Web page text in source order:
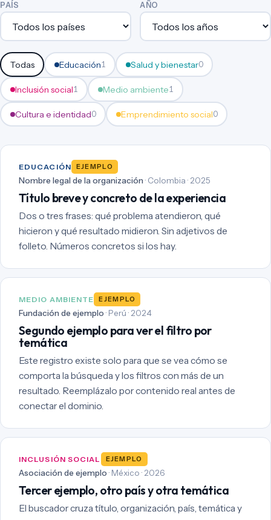
PAÍS AÑO
Todas Educación1 Salud y bienestar0
Inclusión social1 Medio ambiente1
Cultura e identidad0 Emprendimiento social0
EDUCACIÓN EJEMPLO
Nombre legal de la organización · Colombia · 2025
Título breve y concreto de la experiencia
Dos o tres frases: qué problema atendieron, qué
hicieron y qué resultado midieron. Sin adjetivos de
folleto. Números concretos si los hay.
MEDIO AMBIENTE EJEMPLO
Fundación de ejemplo · Perú · 2024
Segundo ejemplo para ver el filtro por
temática
Este registro existe solo para que se vea cómo se
comporta la búsqueda y los filtros con más de un
resultado. Reemplázalo por contenido real antes de
conectar el dominio.
INCLUSIÓN SOCIAL EJEMPLO
Asociación de ejemplo · México · 2026
Tercer ejemplo, otro país y otra temática
El buscador cruza título, organización, país, temática y